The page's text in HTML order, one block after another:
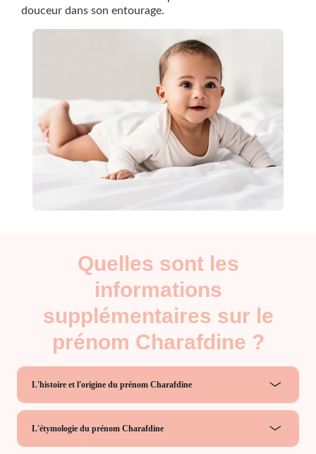
douceur dans son entourage.
Quelles sont les
informations
supplémentaires sur le
prénom Charafdine ?
L'histoire et l'origine du prénom Charafdine
L'étymologie du prénom Charafdine